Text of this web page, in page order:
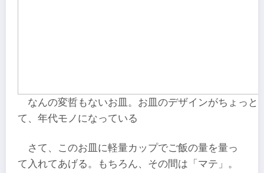
なんの変哲もないお皿。お皿のデザインがちょっと
て、年代モノになっている
さて、このお皿に軽量カップでご飯の量を量っ
て入れてあげる。もちろん、その間は「マテ」。